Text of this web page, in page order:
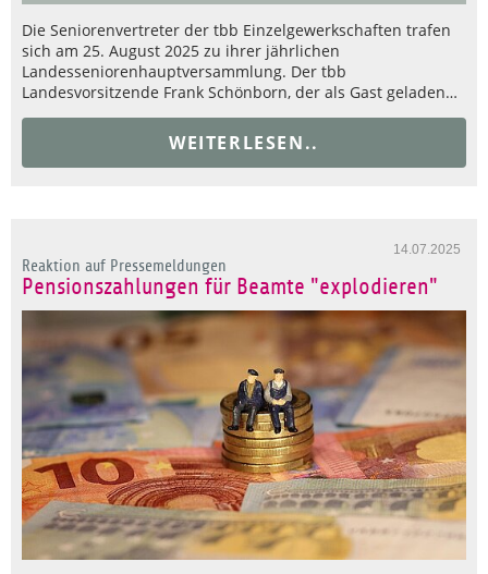
Die Seniorenvertreter der tbb Einzelgewerkschaften trafen
sich am 25. August 2025 zu ihrer jährlichen
Landesseniorenhauptversammlung. Der tbb
Landesvorsitzende Frank Schönborn, der als Gast geladen…
WEITERLESEN..
14.07.2025
Reaktion auf Pressemeldungen
Pensionszahlungen für Beamte "explodieren"